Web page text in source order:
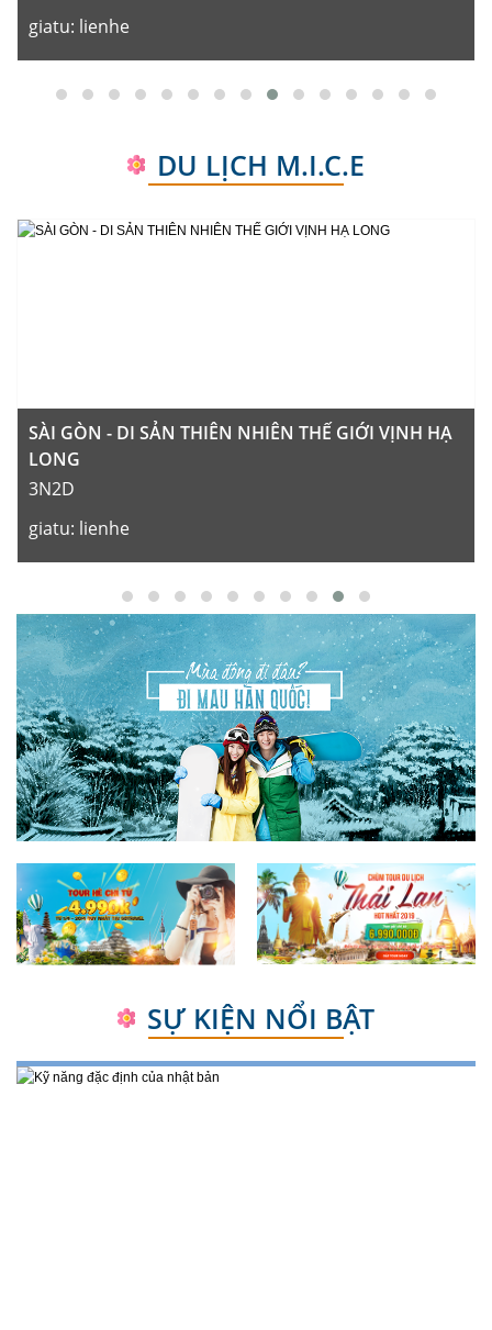
giatu: lienhe
noikhoihanh:Hồ Chí Minh
DU LỊCH M.I.C.E
SÀI GÒN - DI SẢN THIÊN NHIÊN THẾ GIỚI VỊNH HẠ
LONG
3N2D
giatu: lienhe
noikhoihanh:Hồ Chí Minh
SỰ KIỆN NỔI BẬT